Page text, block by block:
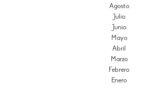
Agosto
Julio
Junio
Mayo
Abril
Marzo
Febrero
Enero